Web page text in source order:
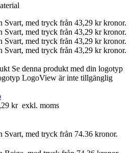
Se denna produkt med din logotyp
LogoView är inte tillgänglig
kr exkl. moms